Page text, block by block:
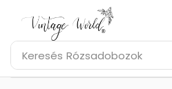
Keresés Rózsadobozok